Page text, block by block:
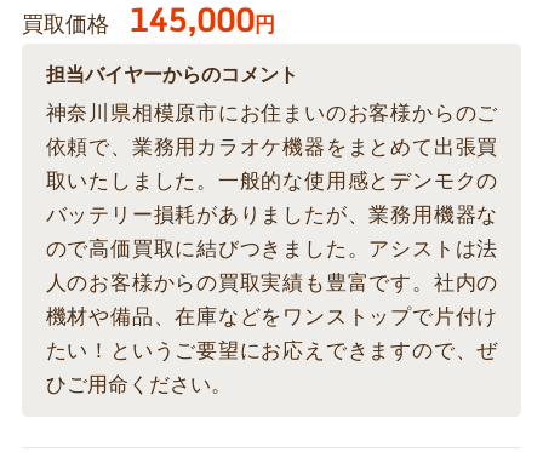
買取価格 145,000円
担当バイヤーからのコメント
神奈川県相模原市にお住まいのお客様からのご
依頼で、業務用カラオケ機器をまとめて出張買
取いたしました。一般的な使用感とデンモクの
バッテリー損耗がありましたが、業務用機器な
ので高価買取に結びつきました。アシストは法
人のお客様からの買取実績も豊富です。社内の
機材や備品、在庫などをワンストップで片付け
たい！というご要望にお応えできますので、ぜ
ひご用命ください。